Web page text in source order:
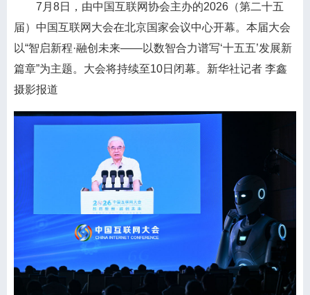
7月8日，由中国互联网协会主办的2026（第二十五
届）中国互联网大会在北京国家会议中心开幕。本届大会
以“智启新程·融创未来——以数智合力谱写‘十五五’发展新
篇章”为主题。大会将持续至10日闭幕。新华社记者 李鑫
摄影报道